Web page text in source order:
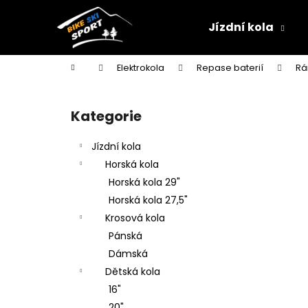
Jízdní kola
Domů Elektrokola Repase baterií
Přeskočit
kategorie
Kategorie
Jízdní kola
Horská kola
Horská kola 29"
Horská kola 27,5"
Krosová kola
Pánská
Dámská
Dětská kola
16"
í
Zpět
do
Zpět
do